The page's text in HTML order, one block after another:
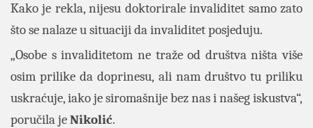
Kako je rekla, nijesu doktorirale invaliditet samo zato
što se nalaze u situaciji da invaliditet posjeduju.
„Osobe s invaliditetom ne traže od društva ništa više
osim prilike da doprinesu, ali nam društvo tu priliku
uskraćuje, iako je siromašnije bez nas i našeg iskustva“,
poručila jeNikolić.